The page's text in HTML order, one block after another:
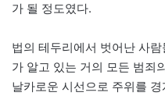
가 될 정도였다.
법의 테두리에서 벗어난 사
가 알고 있는 거의 모든 범죄
날카로운 시선으로 주위를